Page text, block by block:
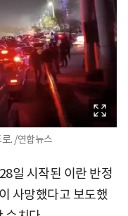
. /연합뉴스
일 시작된 이란 반정
사망했다고 보도했